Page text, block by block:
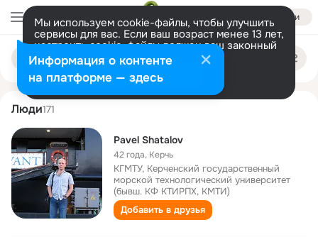
Войти
Мы используем cookie-файлы, чтобы улучшить
сервисы для вас. Если ваш возраст менее 13 лет,
настроить cookie-файлы должен ваш законный
представитель. Больше информации
Разрешить все Настроить
Поиск
людям
pavel shatalov
Люди171
Pavel Shatalov
42 года, Керчь
КГМТУ, Керченский государственный
морской технологический университет
(бывш. КФ КТИРПХ, КМТИ)
Добавить в друзья
Информация о контенте
на платформе — здесь